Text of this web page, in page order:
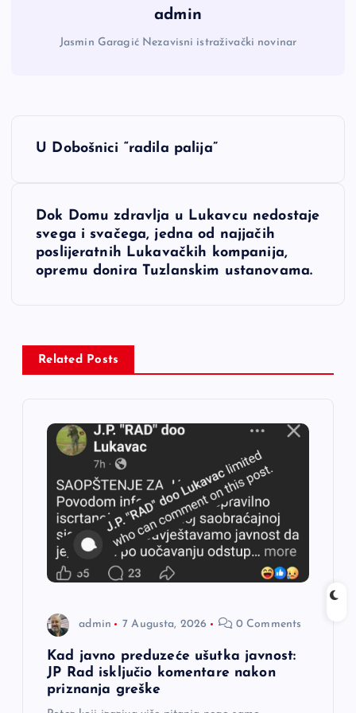
admin
Jasmin Garagić Nezavisni istraživački novinar
N
c
U Dobošnici “radila palija”
Dok Domu zdravlja u Lukavcu nedostaje
svega i svačega, jedna od najjačih
poslijeratnih Lukavačkih kompanija,
opremu donira Tuzlanskim ustanovama.
Related Posts
admin 7 Augusta, 2026 0 Comments
Kad javno preduzeće ušutka javnost:
JP Rad isključio komentare nakon
priznanja greške